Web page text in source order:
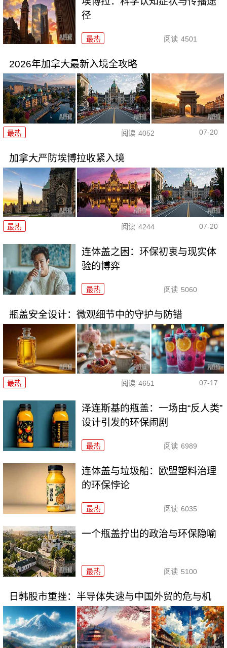
径
最热 阅读 4501
2026年加拿大最新入境全攻略
最热 阅读 4052 07-20
加拿大严防埃博拉收紧入境
最热 阅读 4244 07-20
连体盖之困：环保初衷与现实体
验的博弈
最热 阅读 5060
瓶盖安全设计：微观细节中的守护与防错
最热 阅读 4651 07-17
泽连斯基的瓶盖：一场由“反人类”
设计引发的环保闹剧
最热 阅读 6989
连体盖与垃圾船：欧盟塑料治理
的环保悖论
最热 阅读 6035
一个瓶盖拧出的政治与环保隐喻
最热 阅读 5100
日韩股市重挫：半导体失速与中国外贸的危与机